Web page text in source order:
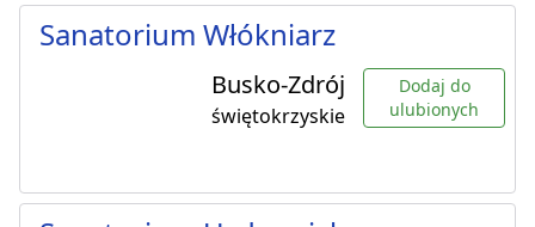
Sanatorium Włókniarz
Busko-Zdrój
świętokrzyskie
Dodaj do
ulubionych